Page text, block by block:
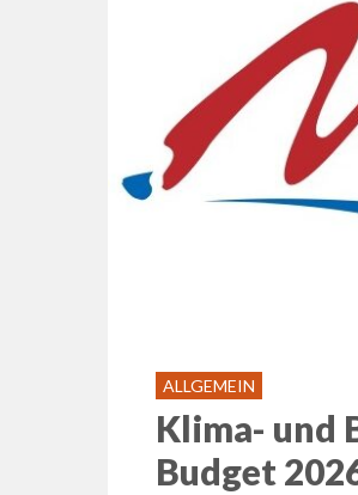
ALLGEMEIN
Klima- und
Budget